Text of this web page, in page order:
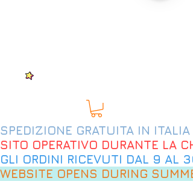
SPEDIZIONE GRATUITA IN ITALIA
SITO OPERATIVO DURANTE LA
GLI ORDINI RICEVUTI DAL 9 AL
WEBSITE OPENS DURING